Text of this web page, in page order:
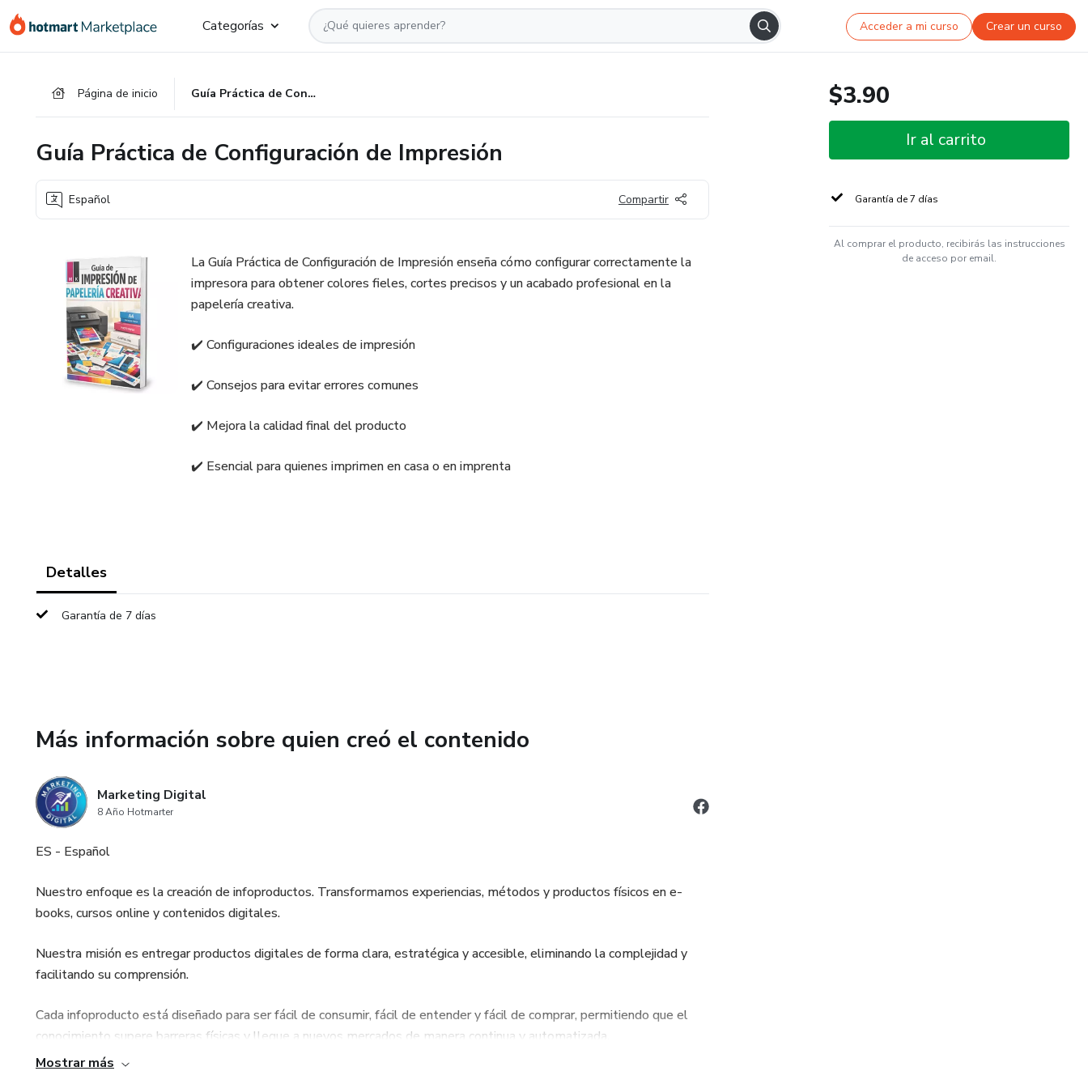
Categorías Acceder a mi curso Crear un curso
Página de inicio Guía Práctica de Configuración de Impresión
Guía Práctica de Configuración de Impresión
Español Compartir
La Guía Práctica de Configuración de Impresión enseña cómo configurar correctamente la
impresora para obtener colores fieles, cortes precisos y un acabado profesional en la
papelería creativa.
✔️ Configuraciones ideales de impresión
✔️ Consejos para evitar errores comunes
✔️ Mejora la calidad final del producto
✔️ Esencial para quienes imprimen en casa o en imprenta
Detalles
Garantía de 7 días
Más información sobre quien creó el contenido
Marketing Digital
8 Año Hotmarter
ES - Español
Nuestro enfoque es la creación de infoproductos. Transformamos experiencias, métodos y productos físicos en e-
books, cursos online y contenidos digitales.
Nuestra misión es entregar productos digitales de forma clara, estratégica y accesible, eliminando la complejidad y
facilitando su comprensión.
Cada infoproducto está diseñado para ser fácil de consumir, fácil de entender y fácil de comprar, permitiendo que el
conocimiento supere barreras físicas y llegue a nuevos mercados de manera continua y automatizada.
Mostrar más
$3.90
Ir al carrito
Garantía de 7 días
Al comprar el producto, recibirás las instrucciones
de acceso por email.